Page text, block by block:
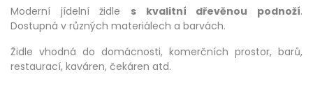
Moderní jídelní židle s kvalitní dřevěnou podnoží.
Dostupná v různých materiálech a barvách.
Židle vhodná do domácnosti, komerčních prostor, barů,
restaurací, kaváren, čekáren atd.